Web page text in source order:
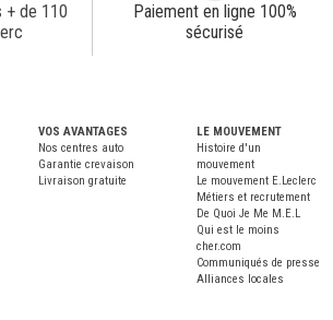
+ de 110
Paiement en ligne 100%
sécurisé
VOS AVANTAGES
Nos centres auto
Garantie crevaison
Livraison gratuite
LE MOUVEMENT
Histoire d'un
mouvement
Le mouvement E.Leclerc
Métiers et recrutement
De Quoi Je Me M.E.L
Qui est le moins
cher.com
Communiqués de presse
Alliances locales